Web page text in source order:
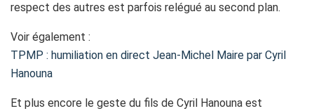
respect des autres est parfois relégué au second plan.
Voir également :
TPMP : humiliation en direct Jean-Michel Maire par Cyril
Hanouna
Et plus encore le geste du fils de Cyril Hanouna est